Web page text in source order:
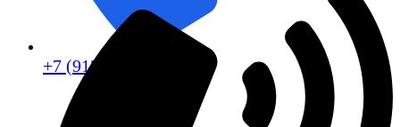
+7 (913) 672-49-54